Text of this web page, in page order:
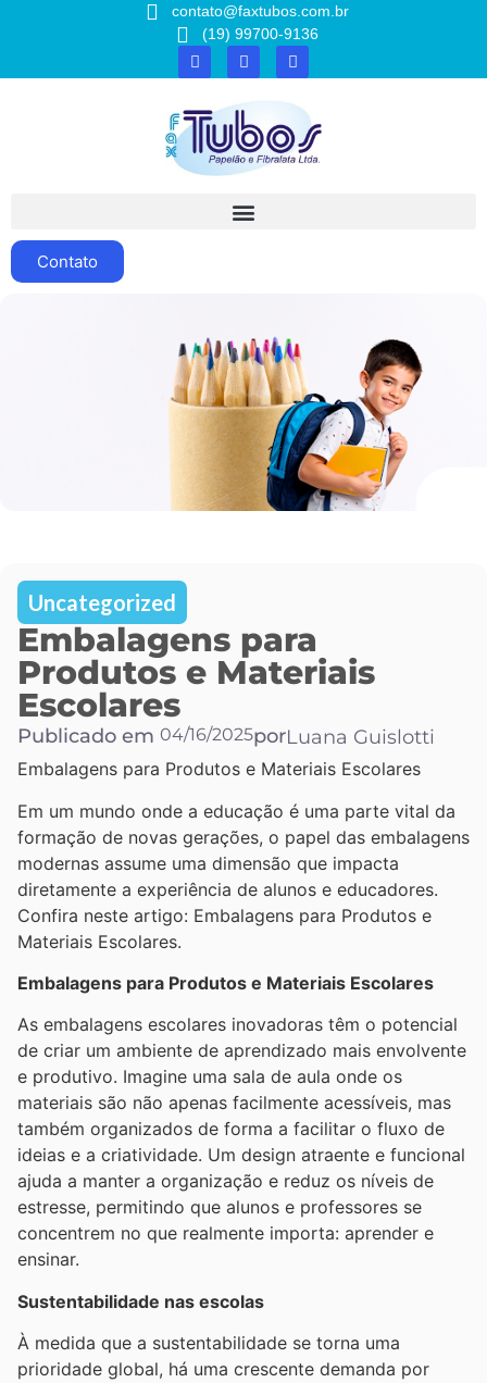
contato@faxtubos.com.br
(19) 99700-9136
Contato
Uncategorized
Embalagens para
Produtos e Materiais
Escolares
Publicado em 04/16/2025porLuana Guislotti
Embalagens para Produtos e Materiais Escolares
Em um mundo onde a educação é uma parte vital da
formação de novas gerações, o papel das embalagens
modernas assume uma dimensão que impacta
diretamente a experiência de alunos e educadores.
Confira neste artigo: Embalagens para Produtos e
Materiais Escolares.
Embalagens para Produtos e Materiais Escolares
As embalagens escolares inovadoras têm o potencial
de criar um ambiente de aprendizado mais envolvente
e produtivo. Imagine uma sala de aula onde os
materiais são não apenas facilmente acessíveis, mas
também organizados de forma a facilitar o fluxo de
ideias e a criatividade. Um design atraente e funcional
ajuda a manter a organização e reduz os níveis de
estresse, permitindo que alunos e professores se
concentrem no que realmente importa: aprender e
ensinar.
Sustentabilidade nas escolas
À medida que a sustentabilidade se torna uma
prioridade global, há uma crescente demanda por